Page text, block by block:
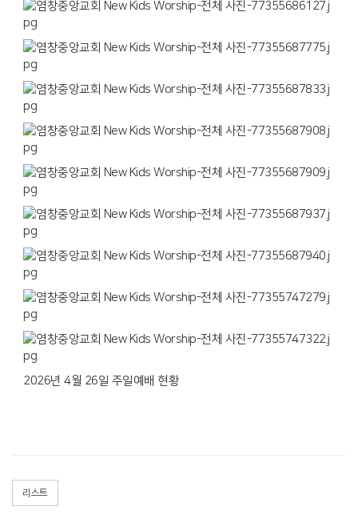
2026년 4월 26일 주일예배 현황
리스트